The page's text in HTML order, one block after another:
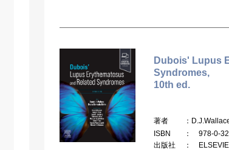
Dubois' Lupus
Syndromes,
10th ed.
著者
：
ISBN
： 978-0-
出版社
：